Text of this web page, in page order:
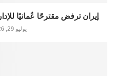
إيران ترفض مقترحًا عُمانيًا
يوليو 29, 2026